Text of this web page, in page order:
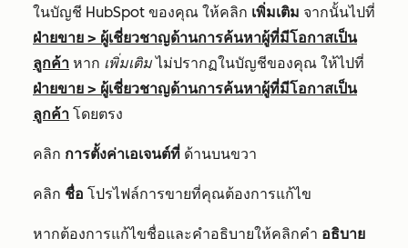
ในบัญชี HubSpot ของคุณ ให้คลิก เพิ่มเติม จากนั้นไปที่
ฝ่ายขาย > ผู้เชี่ยวชาญด้านการค้นหาผู้ที่มีโอกาสเป็น
ลูกค้า หาก เพิ่มเติมไม่ปรากฏในบัญชีของคุณ ให้ไปที่
ฝ่ายขาย > ผู้เชี่ยวชาญด้านการค้นหาผู้ที่มีโอกาสเป็น
ลูกค้า โดยตรง
คลิก การตั้งค่าเอเจนต์ที่ ด้านบนขวา
คลิก ชื่อ โปรไฟล์การขายที่คุณต้องการแก้ไข
หากต้องการแก้ไขชื่อและคำอธิบายให้คลิกคำ อธิบาย